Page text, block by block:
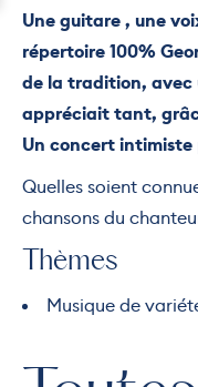
Une guitare , une
répertoire 100%
de la tradition, avec
appréciait tant,
Un concert
Quelles soient
chansons du
Thèmes
Musique de